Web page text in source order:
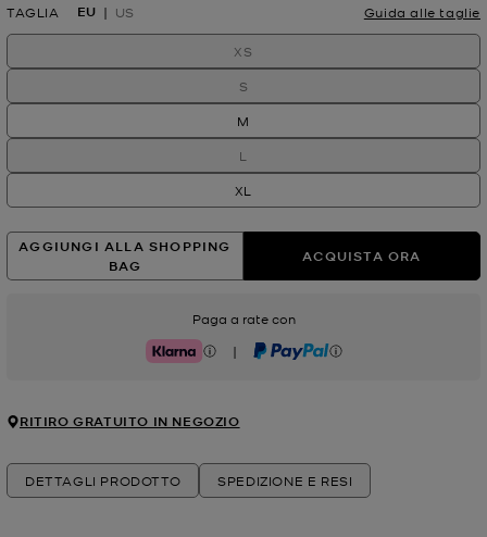
TAGLIA EU US Guida alle taglie
XS
S
M
L
XL
AGGIUNGI ALLA SHOPPING
BAG
ACQUISTA ORA
Paga a rate con
Klarna | PayPal
RITIRO GRATUITO IN NEGOZIO
DETTAGLI PRODOTTO SPEDIZIONE E RESI